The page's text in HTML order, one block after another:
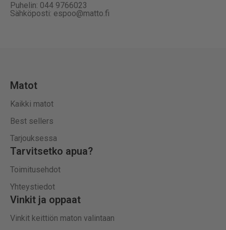
Puhelin: 044 9766023
Sähköposti: espoo@matto.fi
Matot
Kaikki matot
Best sellers
Tarjouksessa
Tarvitsetko apua?
Toimitusehdot
Yhteystiedot
Vinkit ja oppaat
Vinkit keittiön maton valintaan